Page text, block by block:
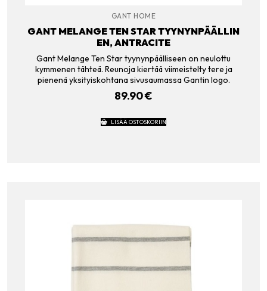
GANT HOME
GANT MELANGE TEN STAR TYYNYNPÄÄLLIN
EN, ANTRACITE
Gant Melange Ten Star tyynynpäälliseen on neulottu
kymmenen tähteä. Reunoja kiertää viimeistelty tere ja
pienenä yksityiskohtana sivusaumassa Gantin logo.
89.90€
LISÄÄ OSTOSKORIIN